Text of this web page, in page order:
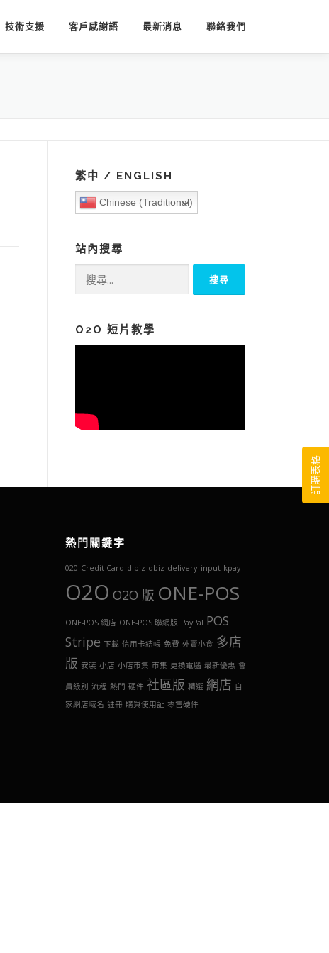
技術支援 客戶感謝語 最新消息 聯絡我們
繁中 / ENGLISH
Chinese (Traditional)
站內搜尋
字:
O2O 短片教學
訂購表格
熱門關鍵字
020 Credit Card d-biz dbiz delivery_input kpay
O2O O2O 版 ONE-POS
ONE-POS 網店 ONE-POS 聯網版 PayPal POS
Stripe 下載 信用卡結帳 免費 外賣小食 多店
版 安裝 小店 小店市集 市集 更換電腦 最新優惠 會
員級別 流程 熱門 硬件 社區版 精選 網店 自
家網店域名 註冊 購買使用証 零售硬件